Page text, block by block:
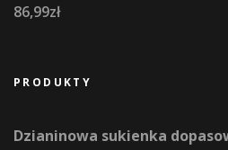
86,99zł
PRODUKTY
Dzianinowa sukienka